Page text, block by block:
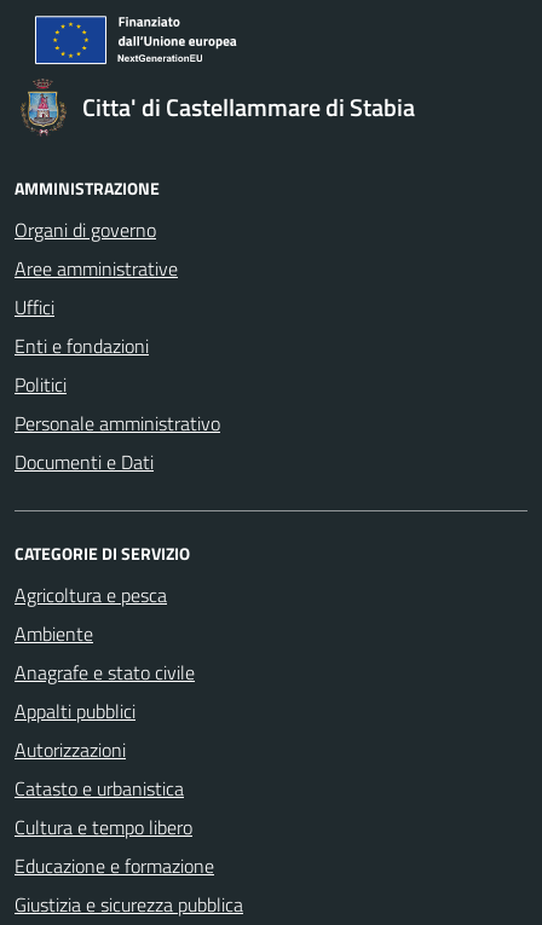
Citta' di Castellammare di Stabia
AMMINISTRAZIONE
Organi di governo
Aree amministrative
Uffici
Enti e fondazioni
Politici
Personale amministrativo
Documenti e Dati
CATEGORIE DI SERVIZIO
Agricoltura e pesca
Ambiente
Anagrafe e stato civile
Appalti pubblici
Autorizzazioni
Catasto e urbanistica
Cultura e tempo libero
Educazione e formazione
Giustizia e sicurezza pubblica